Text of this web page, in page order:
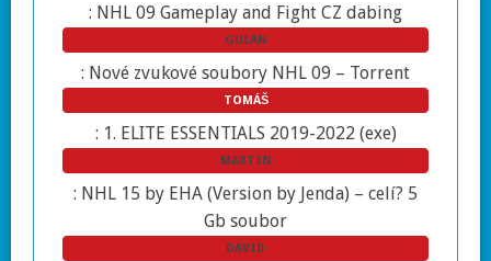
: NHL 09 Gameplay and Fight CZ dabing
GULAN
: Nové zvukové soubory NHL 09 – Torrent
TOMÁŠ
: 1. ELITE ESSENTIALS 2019-2022 (exe)
MARTIN
: NHL 15 by EHA (Version by Jenda) – celí? 5
Gb soubor
DAVID